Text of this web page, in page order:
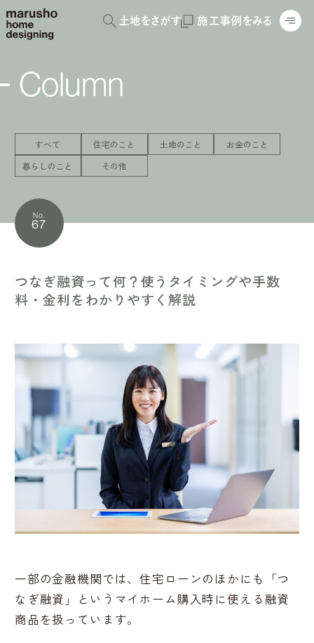
Column
すべて 住宅のこと 土地のこと
お金のこと
暮らしのこと
その他
No.
67
つなぎ融資って何？使うタイミングや手数
料・金利をわかりやすく解説
一部の金融機関では、住宅ローンのほかにも「つ
なぎ融資」というマイホーム購入時に使える融資
商品を扱っています。